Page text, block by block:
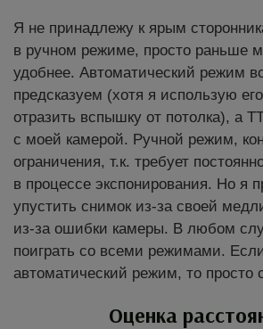
Я не принадлежу к ярым
в ручном режиме, просто раньше
удобнее. Автоматический режим
предсказуем (хотя я использую
отразить вспышку от потолка), а
с моей камерой. Ручной режим,
ограничения, т.к. требует
в процессе экспонирования. Но я
упустить снимок из-за своей
из-за ошибки камеры. В любом
поиграть со всеми режимами.
автоматический режим, то просто
Оценка